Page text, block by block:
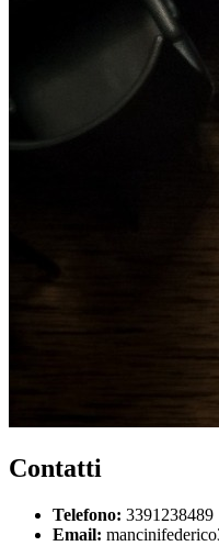
Contatti
Telefono: 3391238489
Email: